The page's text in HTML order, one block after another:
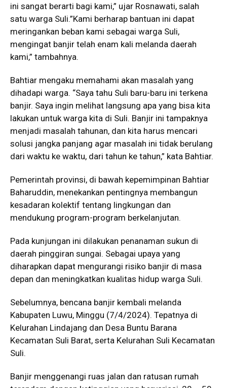
ini sangat berarti bagi kami,” ujar Rosnawati, salah
satu warga Suli.”Kami berharap bantuan ini dapat
meringankan beban kami sebagai warga Suli,
mengingat banjir telah enam kali melanda daerah
kami,” tambahnya.
Bahtiar mengaku memahami akan masalah yang
dihadapi warga. “Saya tahu Suli baru-baru ini terkena
banjir. Saya ingin melihat langsung apa yang bisa kita
lakukan untuk warga kita di Suli. Banjir ini tampaknya
menjadi masalah tahunan, dan kita harus mencari
solusi jangka panjang agar masalah ini tidak berulang
dari waktu ke waktu, dari tahun ke tahun,” kata Bahtiar.
Pemerintah provinsi, di bawah kepemimpinan Bahtiar
Baharuddin, menekankan pentingnya membangun
kesadaran kolektif tentang lingkungan dan
mendukung program-program berkelanjutan.
Pada kunjungan ini dilakukan penanaman sukun di
daerah pinggiran sungai. Sebagai upaya yang
diharapkan dapat mengurangi risiko banjir di masa
depan dan meningkatkan kualitas hidup warga Suli.
Sebelumnya, bencana banjir kembali melanda
Kabupaten Luwu, Minggu (7/4/2024). Tepatnya di
Kelurahan Lindajang dan Desa Buntu Barana
Kecamatan Suli Barat, serta Kelurahan Suli Kecamatan
Suli.
Banjir menggenangi ruas jalan dan ratusan rumah